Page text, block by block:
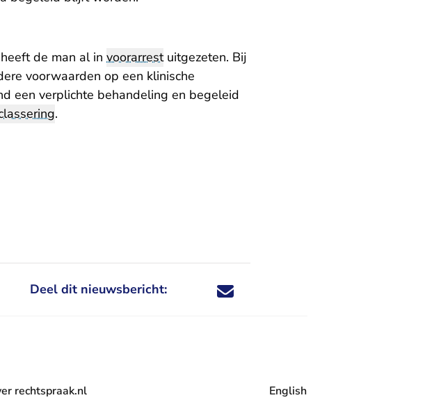
de man al in voorarrestuitgezeten. Bij
voorwaarden op een klinische
een verplichte behandeling en begeleid
.
Deel dit nieuwsbericht: Deel dit nieuwsbericht via X - U verlaat
Deel dit nieuwsbericht via Facebook - U
Deel dit nieuwsbericht via e-mail
Deel dit nieuwsbericht via LinkedIn - U
rechtspraak.nl English